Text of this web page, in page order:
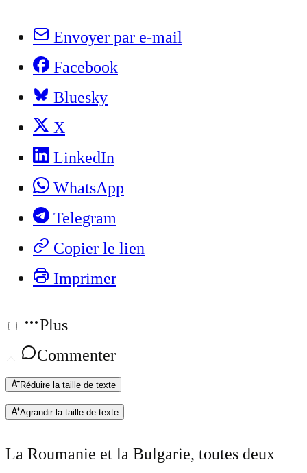
Envoyer par e-mail
Facebook
Bluesky
X
LinkedIn
WhatsApp
Telegram
Copier le lien
Imprimer
Plus
Commenter
Réduire la taille de texte
Agrandir la taille de texte
La Roumanie et la Bulgarie, toutes deux